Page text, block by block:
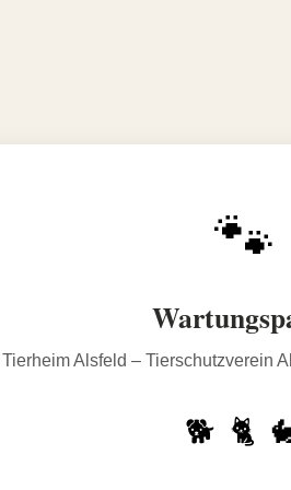
🐾
Tierheim Alsfeld – Tierschutzverein
🐕 🐈